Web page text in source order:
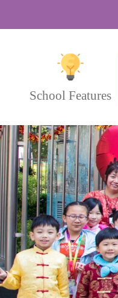
School Features